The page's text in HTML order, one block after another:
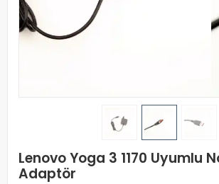
Lenovo Yoga 3 1170 Uyumlu
Adaptör